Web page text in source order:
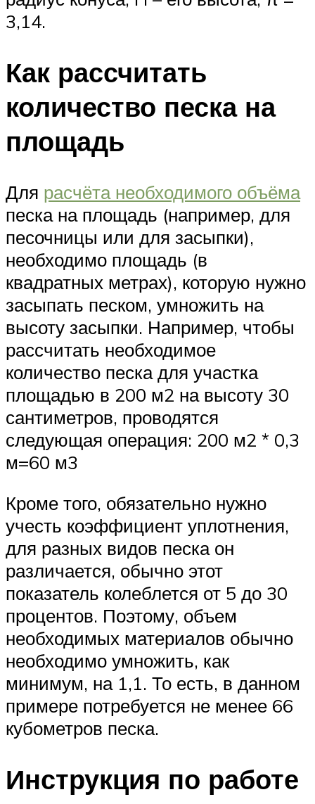
3,14.
Как рассчитать
количество песка на
площадь
Для расчёта необходимого объёма
песка на площадь (например, для
песочницы или для засыпки),
необходимо площадь (в
квадратных метрах), которую нужно
засыпать песком, умножить на
высоту засыпки. Например, чтобы
рассчитать необходимое
количество песка для участка
площадью в 200 м2 на высоту 30
сантиметров, проводятся
следующая операция: 200 м2 * 0,3
м=60 м3
Кроме того, обязательно нужно
учесть коэффициент уплотнения,
для разных видов песка он
различается, обычно этот
показатель колеблется от 5 до 30
процентов. Поэтому, объем
необходимых материалов обычно
необходимо умножить, как
минимум, на 1,1. То есть, в данном
примере потребуется не менее 66
кубометров песка.
Инструкция по работе